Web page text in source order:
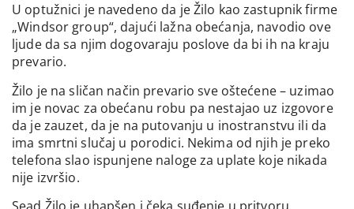
U optužnici je navedeno da je Žilo kao zastupnik firme
„Windsor group“, dajući lažna obećanja, navodio ove
ljude da sa njim dogovaraju poslove da bi ih na kraju
prevario.
Žilo je na sličan način prevario sve oštećene – uzimao
im je novac za obećanu robu pa nestajao uz izgovore
da je zauzet, da je na putovanju u inostranstvu ili da
ima smrtni slučaj u porodici. Nekima od njih je preko
telefona slao ispunjene naloge za uplate koje nikada
nije izvršio.